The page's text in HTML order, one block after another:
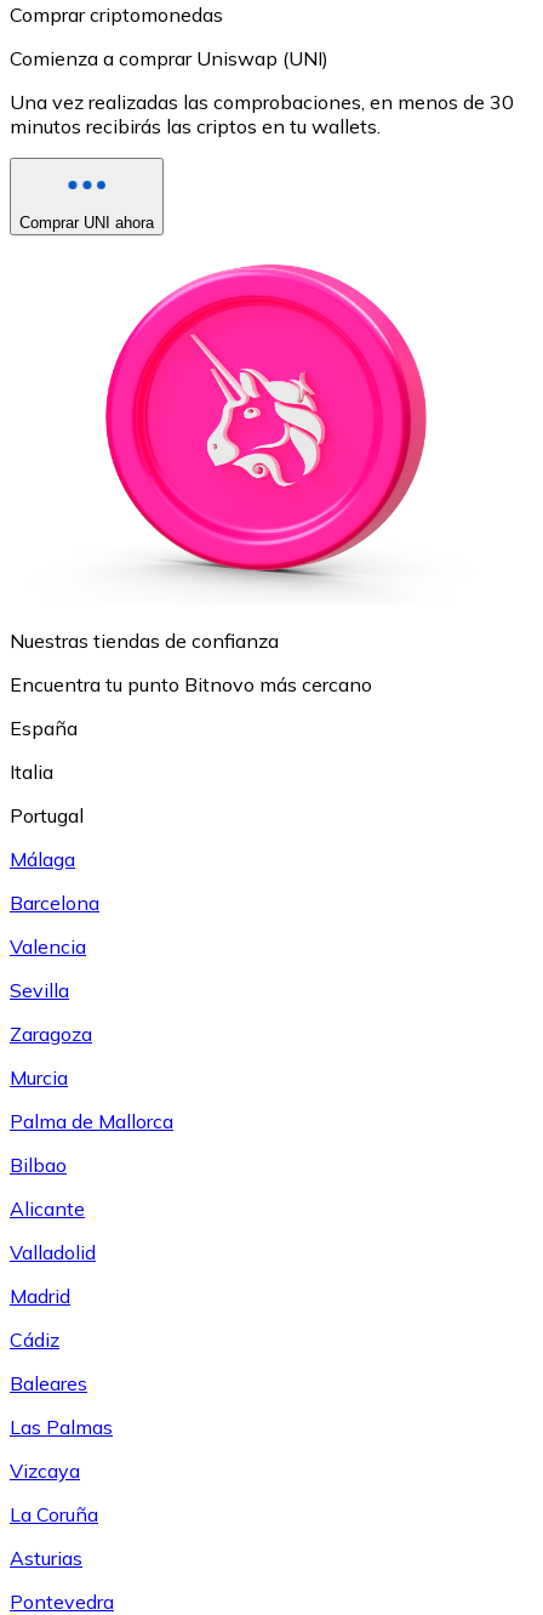
Comprar criptomonedas
Comienza a comprar Uniswap (UNI)
Una vez realizadas las comprobaciones, en menos de 30
minutos recibirás las criptos en tu wallets.
Comprar UNI ahora
Nuestras tiendas de confianza
Encuentra tu punto Bitnovo más cercano
España
Italia
Portugal
Málaga
Barcelona
Valencia
Sevilla
Zaragoza
Murcia
Palma de Mallorca
Bilbao
Alicante
Valladolid
Madrid
Cádiz
Baleares
Las Palmas
Vizcaya
La Coruña
Asturias
Pontevedra